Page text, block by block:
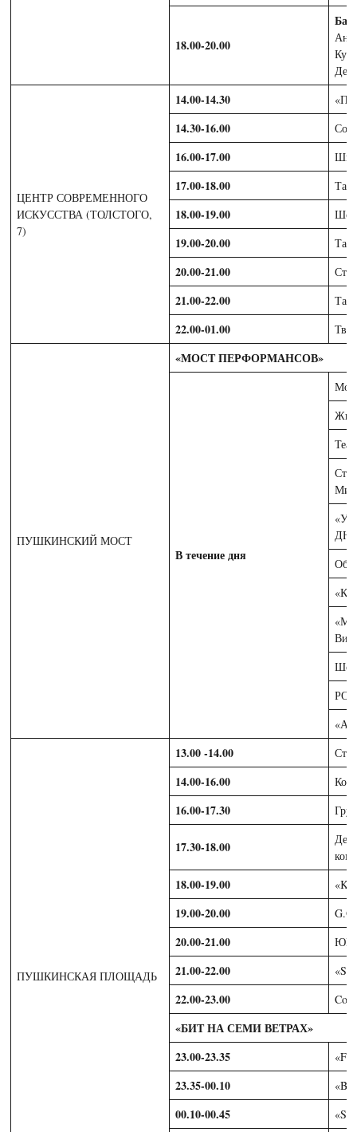
18.00-20.00
ЦЕНТР СОВРЕМЕННОГО
ИСКУССТВА (ТОЛСТОГО,
7)
14.00-14.30
14.30-16.00
16.00-17.00
17.00-18.00
18.00-19.00 Шоу
19.00-20.00
20.00-21.00
21.00-22.00
22.00-01.00
ПУШКИНСКИЙ МОСТ
«МОСТ ПЕРФОРМАНСОВ»
В течение дня
Шоу
ПУШКИНСКАЯ ПЛОЩАДЬ
13.00 -14.00
14.00-16.00
16.00-17.30
17.30-18.00
18.00-19.00
19.00-20.00
20.00-21.00 ЮГ-
21.00-22.00
22.00-23.00
«БИТ НА СЕМИ ВЕТРАХ»
23.00-23.35
23.35-00.10
00.10-00.45